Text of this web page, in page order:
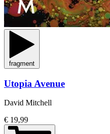
fragment
Utopia Avenue
David Mitchell
€ 19,99